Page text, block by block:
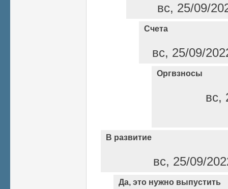
вс, 25/09/
Счета
вс, 25/09/
Оргвзносы
вс,
В развитие
вс, 25/09/
Да, это нужно выпустить